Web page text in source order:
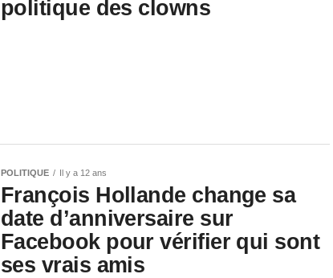
politique des clowns
POLITIQUE Il y a 12 ans
François Hollande change sa
date d’anniversaire sur
Facebook pour vérifier qui sont
ses vrais amis